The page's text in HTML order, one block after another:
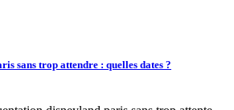
sans trop attendre : quelles dates ?